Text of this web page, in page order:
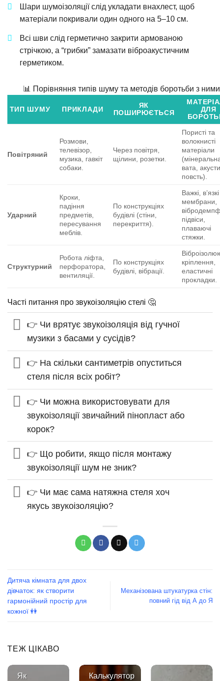
Шари шумоізоляції слід укладати внахлест, щоб
матеріали покривали один одного на 5–10 см.
Всі шви слід герметично закрити армованою
стрічкою, а “грибки” замазати віброакустичним
герметиком.
📊 Порівняння типів шуму та методів боротьби з ними
ТИП ШУМУ ПРИКЛАДИ
ЯК
ПОШИРЮЄТЬСЯ
ДЛЯ
Повітряний
Розмови,
телевізор,
музика, гавкіт
собаки.
Через повітря,
щілини, розетки.
Пористі та
волокнисті
матеріали
вата,
повсть).
Ударний
Кроки,
падіння
предметів,
пересування
меблів.
По конструкціях
будівлі (стіни,
перекриття).
Важкі, в’язкі
мембрани,
підвіси,
плаваючі
стяжки.
Структурний
Робота ліфта,
перфоратора,
вентиляції.
По конструкціях
будівлі, вібрації.
кріплення,
еластичні
прокладки.
Часті питання про звукоізоляцію стелі 🤔
👉 Чи врятує звукоізоляція від гучної
музики з басами у сусідів?
👉 На скільки сантиметрів опуститься
стеля після всіх робіт?
👉 Чи можна використовувати для
звукоізоляції звичайний пінопласт або
корок?
👉 Що робити, якщо після монтажу
звукоізоляції шум не зник?
👉 Чи має сама натяжна стеля хоч
якусь звукоізоляцію?
Дитяча кімната для двох
дівчаток: як створити
гармонійний простір для
кожної 👭
Механізована штукатурка стін:
повний гід від А до Я
ТЕЖ ЦІКАВО
Як
Калькулятор